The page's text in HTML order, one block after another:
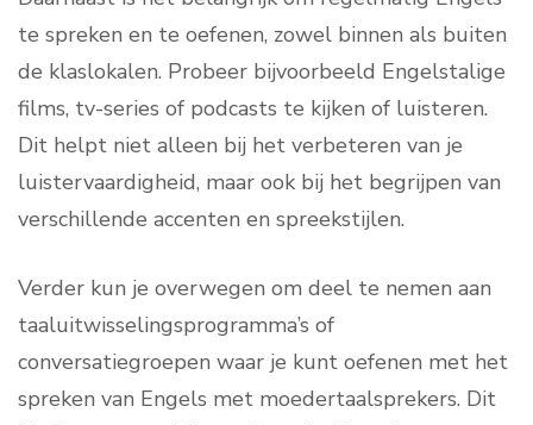
te spreken en te oefenen, zowel binnen als buiten
de klaslokalen. Probeer bijvoorbeeld Engelstalige
films, tv-series of podcasts te kijken of luisteren.
Dit helpt niet alleen bij het verbeteren van je
luistervaardigheid, maar ook bij het begrijpen van
verschillende accenten en spreekstijlen.
Verder kun je overwegen om deel te nemen aan
taaluitwisselingsprogramma’s of
conversatiegroepen waar je kunt oefenen met het
spreken van Engels met moedertaalsprekers. Dit